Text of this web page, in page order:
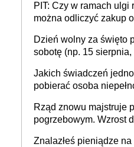
PIT: Czy w ramach ulgi
można odliczyć zakup
Dzień wolny za święto
sobotę (np. 15 sierpnia,
pracodawcy (sektor
publiczna), najczęstsze
Jakich świadczeń
pobierać osoba
Rząd znowu majstruje
pogrzebowym. Wzrost
Znalazłeś pieniądze